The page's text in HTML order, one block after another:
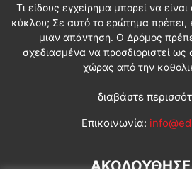
Τι είδους εγχείρημα μπορεί να
κύκλου; Σε αυτό το ερώτημα
μιαν απάντηση. Ο Δρόμος
σχεδιασμένα να προσδιοριστεί ως
χώρας από την
διαβάστε
Επικοινωνία: